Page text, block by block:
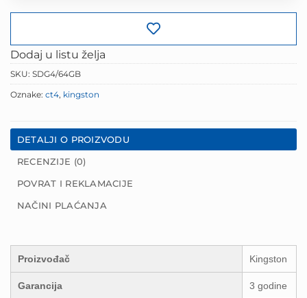
Dodaj u listu želja
SKU: SDG4/64GB
Oznake: ct4, kingston
DETALJI O PROIZVODU
RECENZIJE (0)
POVRAT I REKLAMACIJE
NAČINI PLAĆANJA
Proizvođač Kingston
Garancija 3 godine